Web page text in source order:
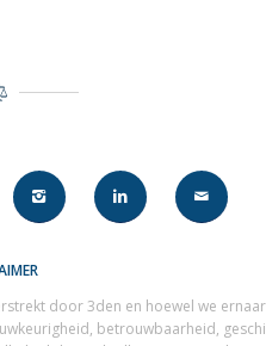
door 3den en hoewel we
betrouwbaarheid,